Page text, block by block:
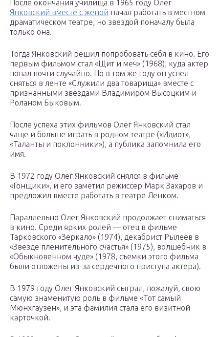
После окончания училища в 1965 году Олег
Янковский вместе с женой начал работать в местном
драматическом театре, но звездой поначалу была
только она.
Тогда Янковский решил попробовать себя в кино. Его
первым фильмом стал «Щит и меч» (1968), куда актер
попал почти случайно. Но в том же году он успел
сняться в ленте «Служили два товарища» вместе с
признанными звездами Владимиром Высоцким и
Роланом Быковым.
После успеха этих фильмов Олег Янковский стал
чаще и больше играть в родном театре («Идиот»,
«Таланты и поклонники»), а публика запомнила его
имя.
В 1972 году Олег Янковский снялся в фильме
«Гонщики», и его заметил режиссер Марк Захаров и
предложил вместе работать в театре Ленком.
Параллельно Олег Янковский продолжает сниматься
в кино. Среди ярких ролей — отец в фильме
Тарковского «Зеркало» (1974), декабрист Рылеев в
«Звезде пленительного счастья» (1975), волшебник в
«Обыкновенном чуде» (1978, съемки этого фильма
были отложены из-за сердечного приступа актера).
В 1979 году Олег Янковский сыграл, пожалуй, свою
самую знаменитую роль в фильме «Тот самый
Мюнхгаузен», и эта фамилия стала его визитной
карточкой.